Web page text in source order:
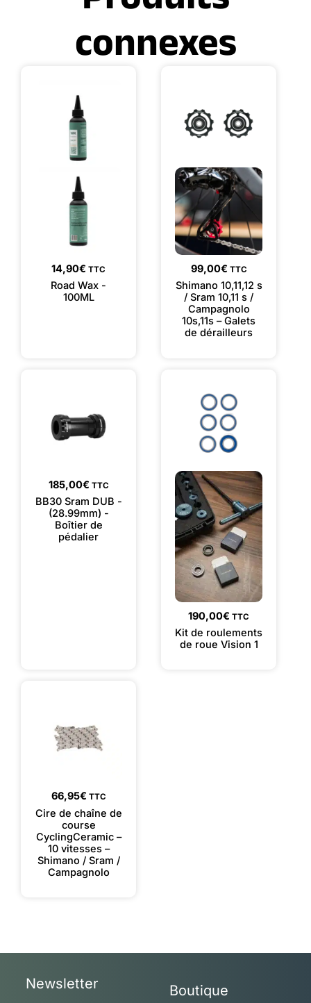
connexes
14,90€ TTC
Road Wax -
100ML
99,00€ TTC
Shimano 10,11,12 s
/ Sram 10,11 s /
Campagnolo
10s,11s – Galets
de dérailleurs
185,00€ TTC
BB30 Sram DUB -
(28.99mm) -
Boîtier de
pédalier
190,00€ TTC
Kit de roulements
de roue Vision 1
66,95€ TTC
Cire de chaîne de
course
CyclingCeramic –
10 vitesses –
Shimano / Sram /
Campagnolo
Newsletter Boutique